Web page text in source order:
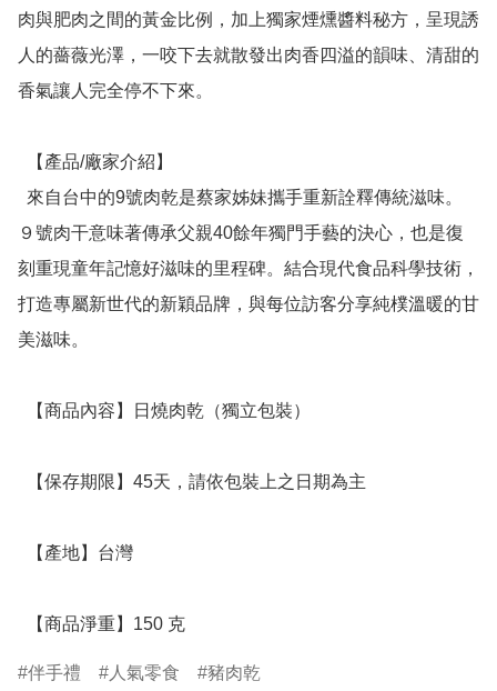
肉與肥肉之間的黃金比例，加上獨家煙燻醬料秘方，呈現誘
人的薔薇光澤，一咬下去就散發出肉香四溢的韻味、清甜的
香氣讓人完全停不下來。
９號肉干意味著傳承父親40餘年獨門手藝的決心，也是復
刻重現童年記憶好滋味的里程碑。結合現代食品科學技術，
打造專屬新世代的新穎品牌，與每位訪客分享純樸溫暖的甘
美滋味。
  【商品淨重】150 克
伴手禮 人氣零食 豬肉乾